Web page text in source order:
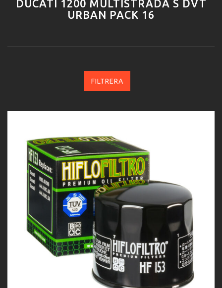
DUCATI 1200 MULTISTRADA S DVT
URBAN PACK 16
FILTRERA